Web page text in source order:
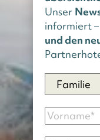
Unser
informiert
und den